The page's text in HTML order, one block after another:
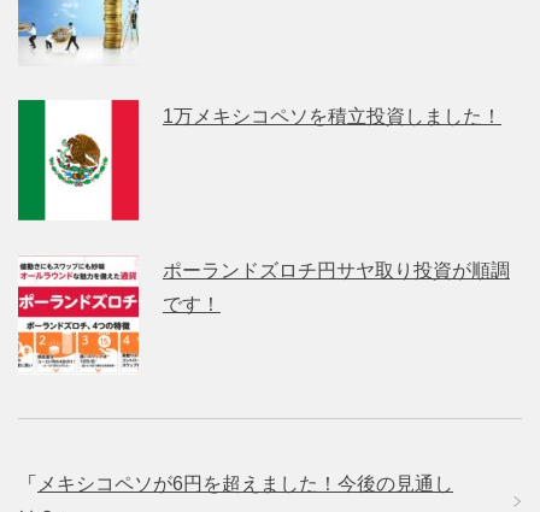
1万メキシコペソを積立投資しました！
ポーランドズロチ円サヤ取り投資が順調
です！
「 メキシコペソが6円を超えました！今後の見通し